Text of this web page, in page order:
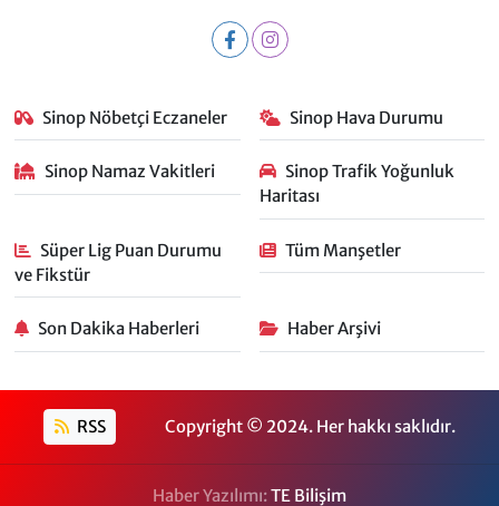
Sinop Nöbetçi Eczaneler Sinop Hava Durumu
Sinop Namaz Vakitleri
Sinop Trafik Yoğunluk
Haritası
Süper Lig Puan Durumu
ve Fikstür
Tüm Manşetler
Son Dakika Haberleri Haber Arşivi
RSS Copyright © 2024. Her hakkı saklıdır.
Haber Yazılımı:TE Bilişim